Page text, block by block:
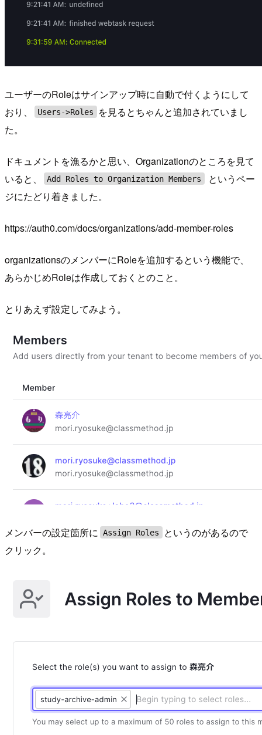
ユーザーのRoleはサインアップ時に自動で付くようにして
おり、
Users->Roles
を見るとちゃんと追加されていまし
た。
ドキュメントを漁るかと思い、Organizationのところを見て
いると、
Add Roles to Organization Members
というペー
ジにたどり着きました。
https://auth0.com/docs/organizations/add-member-roles
organizationsのメンバーにRoleを追加するという機能で、
あらかじめRoleは作成しておくとのこと。
とりあえず設定してみよう。
メンバーの設定箇所に Assign Roles
というのがあるので
クリック。